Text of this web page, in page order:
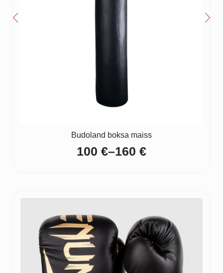
Budoland boksa maiss
100 €–160 €
Price
160 €